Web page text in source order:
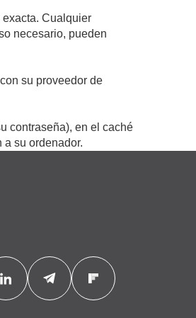
Cualquier
necesario, pueden
su proveedor de
contraseña), en el caché
su ordenador.